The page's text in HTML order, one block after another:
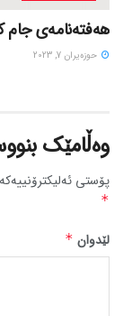
هەفتەنامەی جام
حوزه‌یران 7, 2023
وەڵامێک
پۆستی
*
لێدوان *